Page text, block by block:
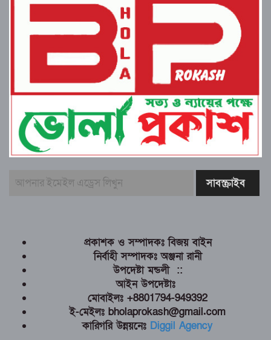
প্রকাশক ও সম্পাদকঃ বিজয় বাইন
নির্বাহী সম্পাদকঃ অঞ্জনা রানী
উপদেষ্টা মন্ডলী ::
আইন উপদেষ্টাঃ
মোবাইলঃ +8801794-949392
ই-মেইলঃ bholaprokash@gmail.com
কারিগরি উন্নয়নেঃ Diggil Agency